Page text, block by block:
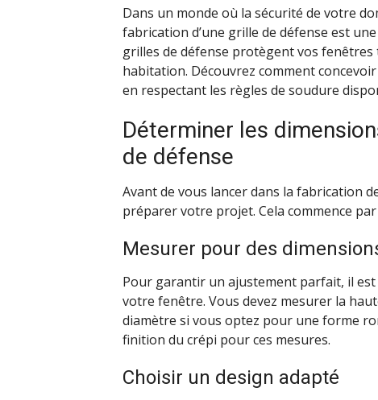
Dans un monde où la sécurité de votre
fabrication d’une grille de défense est
grilles de défense protègent vos
habitation. Découvrez comment
en respectant les règles de soudure
Déterminer les
de défense
Avant de vous lancer dans la fabrication
préparer votre projet. Cela commence
Mesurer pour des
Pour garantir un ajustement parfait, il
votre fenêtre. Vous devez mesurer la
diamètre si vous optez pour une forme
finition du crépi pour ces mesures.
Choisir un design adapté